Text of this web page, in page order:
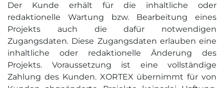
Der Kunde erhält für die inhaltliche oder
redaktionelle Wartung bzw. Bearbeitung eines
Projekts auch die dafür notwendigen
Zugangsdaten. Diese Zugangsdaten erlauben eine
inhaltliche oder redaktionelle Änderung des
Projekts. Voraussetzung ist eine vollständige
Zahlung des Kunden. XORTEX übernimmt für von